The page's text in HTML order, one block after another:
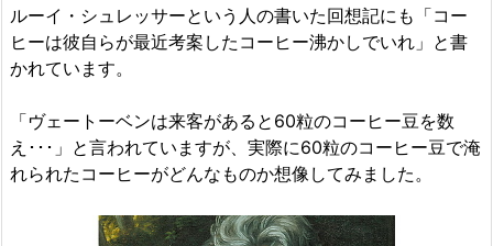
ルーイ・シュレッサーという人の書いた回想記にも「コー
ヒーは彼自らが最近考案したコーヒー沸かしでいれ」と書
かれています。
「ヴェートーベンは来客があると60粒のコーヒー豆を数
え･･･」と言われていますが、実際に60粒のコーヒー豆で淹
れられたコーヒーがどんなものか想像してみました。